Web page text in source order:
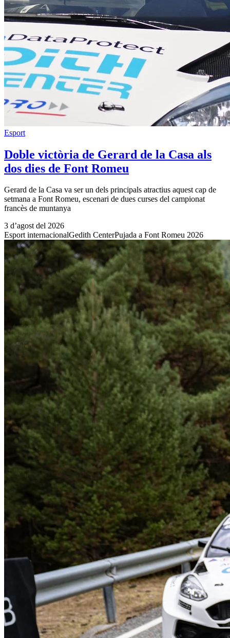
Esport
Doble victòria de Gerard de la Casa als
dos dies de Font Romeu
Gerard de la Casa va ser un dels principals atractius aquest cap de
setmana a Font Romeu, escenari de dues curses del campionat
francès de muntanya
3 d’agost del 2026
Esport internacionalGedith CenterPujada a Font Romeu 2026